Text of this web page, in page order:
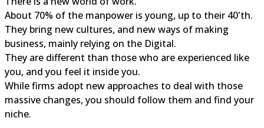
About 70% of the manpower is young, up to their 40'th.
They bring new cultures, and new ways of making
business, mainly relying on the Digital.
They are different than those who are experienced like
you, and you feel it inside you.
While firms adopt new approaches to deal with those
massive changes, you should follow them and find your
niche.